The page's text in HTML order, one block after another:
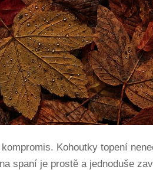
Kohoutky topení
spaní je prostě a jednoduše